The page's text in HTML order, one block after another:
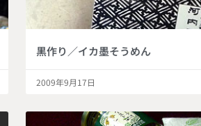
黒作り／イカ墨そうめん
2009年9月17日